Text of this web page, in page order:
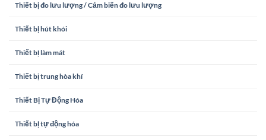
Thiết bị đo lưu lượng / Cảm biến đo lưu lượng
Thiết bị hút khói
Thiết bị làm mát
Thiết bị trung hòa khí
Thiết Bị Tự Động Hóa
Thiết bị tự động hóa